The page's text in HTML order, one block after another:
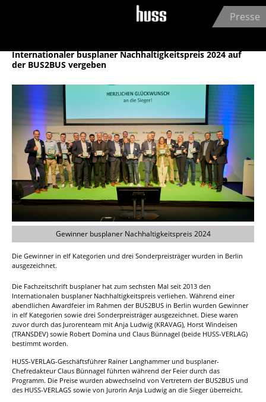
Jump to navigation
Presse
Internationaler busplaner Nachhaltigkeitspreis 2024 auf
der BUS2BUS vergeben
Gewinner busplaner Nachhaltigkeitspreis 2024
Die Gewinner in elf Kategorien und drei Sonderpreisträger wurden in Berlin
ausgezeichnet.
Die Fachzeitschrift busplaner hat zum sechsten Mal seit 2013 den
Internationalen busplaner Nachhaltigkeitspreis verliehen. Während einer
abendlichen Awardfeier im Rahmen der BUS2BUS in Berlin wurden Gewinner
in elf Kategorien sowie drei Sonderpreisträger ausgezeichnet. Diese waren
zuvor durch das Jurorenteam mit Anja Ludwig (KRAVAG), Horst Windeisen
(TRANSDEV) sowie Robert Domina und Claus Bünnagel (beide HUSS-VERLAG)
bestimmt worden.
HUSS-VERLAG-Geschäftsführer Rainer Langhammer und busplaner-
Chefredakteur Claus Bünnagel führten während der Feier durch das
Programm. Die Preise wurden abwechselnd von Vertretern der BUS2BUS und
des HUSS-VERLAGS sowie von Jurorin Anja Ludwig an die Sieger überreicht.